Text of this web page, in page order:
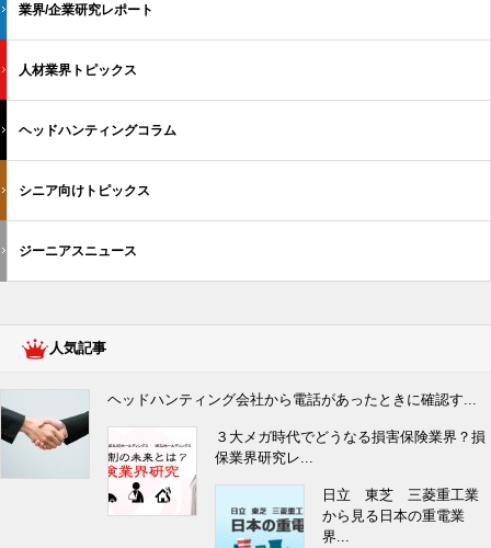
業界/企業研究レポート
人材業界トピックス
ヘッドハンティングコラム
シニア向けトピックス
ジーニアスニュース
人気記事
ヘッドハンティング会社から電話があったときに確認す...
３大メガ時代でどうなる損害保険業界？損
保業界研究レ...
日立 東芝 三菱重工業
から見る日本の重電業
界...